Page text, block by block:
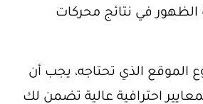
الظهور في نتائج محركات
الذي تحتاجه، يجب أن
احترافية عالية تضمن لك